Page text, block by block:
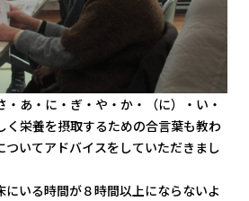
あ・に・ぎ・や・か・（に）・い・
く栄養を摂取するための合言葉も教わ
ついてアドバイスをしていただきまし
にいる時間が８時間以上にならないよ